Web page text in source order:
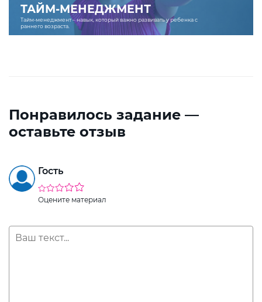
ТАЙМ-МЕНЕДЖМЕНТ
Тайм-менеджмент – навык, который важно развивать у ребенка с
раннего возраста.
Понравилось задание —
оставьте отзыв
Гость
Оцените материал